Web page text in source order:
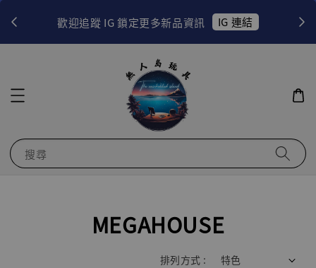
歡迎追蹤 IG 鎖定更多新品資訊 IG 連結
搜尋
MEGAHOUSE
排列方式 :